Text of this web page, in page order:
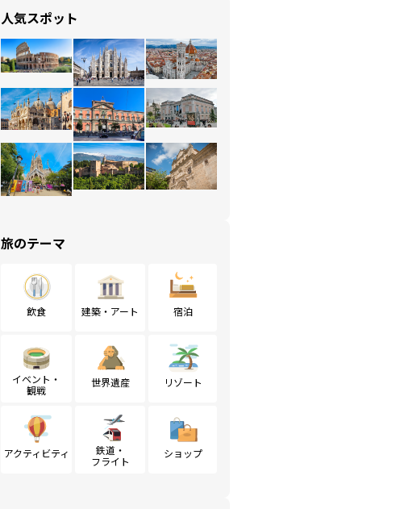
人気スポット
旅のテーマ
飲食 建築・アート 宿泊
イベント・
観戦
世界遺産 リゾート
アクティビティ
鉄道・
フライト
ショップ